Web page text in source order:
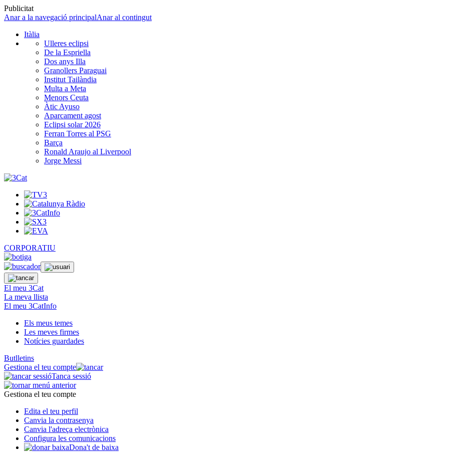
Publicitat
Anar a la navegació principalAnar al contingut
Itàlia
Ulleres eclipsi
De la Espriella
Dos anys Illa
Granollers Paraguai
Institut Tailàndia
Multa a Meta
Menors Ceuta
Àtic Ayuso
Aparcament agost
Eclipsi solar 2026
Ferran Torres al PSG
Barça
Ronald Araujo al Liverpool
Jorge Messi
CORPORATIU
El meu 3Cat
La meva llista
El meu 3CatInfo
Els meus temes
Les meves firmes
Notícies guardades
Butlletins
Gestiona el teu compte
Tanca sessió
Gestiona el teu compte
Edita el teu perfil
Canvia la contrasenya
Canvia l'adreça electrònica
Configura les comunicacions
Dona't de baixa